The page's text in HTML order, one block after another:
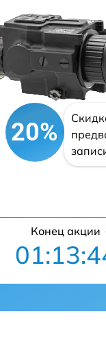
20%
Конец акции